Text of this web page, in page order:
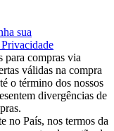
sua
para compras via
válidas na compra
o término dos nossos
divergências de
no País, nos termos da